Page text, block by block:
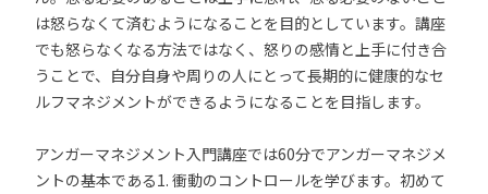
は怒らなくて済むようになることを目的としています。講座
でも怒らなくなる方法ではなく、怒りの感情と上手に付き合
うことで、自分自身や周りの人にとって長期的に健康的なセ
ルフマネジメントができるようになることを目指します。
アンガーマネジメント入門講座では60分でアンガーマネジメ
ントの基本である1. 衝動のコントロールを学びます。初めて